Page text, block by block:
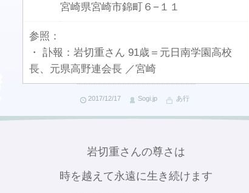
宮崎県宮崎市錦町６−１１
参照：
・ 訃報：岩切重さん 91歳＝元日南学園高校
長、元県高野連会長 ／宮崎
2017/12/17 Sogi.jp あ行
岩切重さんの尊さは
時を越えて永遠に生き続けます